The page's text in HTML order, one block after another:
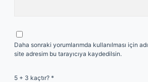
Daha sonraki yorumlarımda kullanılması için
site adresim bu tarayıcıya kaydedilsin.
5 + 3 kaçtır? *